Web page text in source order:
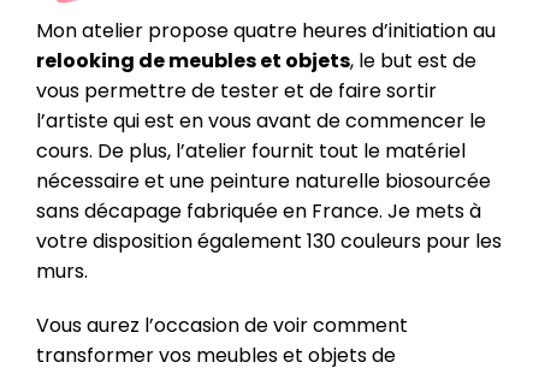
Mon atelier propose quatre heures d’initiation au
relooking de meubles et objets, le but est de
vous permettre de tester et de faire sortir
l’artiste qui est en vous avant de commencer le
cours. De plus, l’atelier fournit tout le matériel
nécessaire et une peinture naturelle biosourcée
sans décapage fabriquée en France. Je mets à
votre disposition également 130 couleurs pour les
murs.
Vous aurez l’occasion de voir comment
transformer vos meubles et objets de